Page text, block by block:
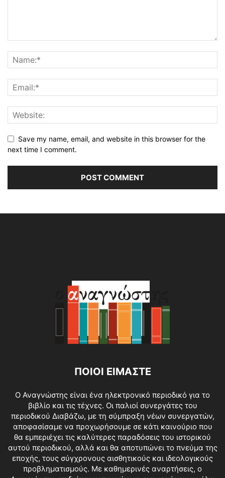
Save my name, email, and website in this browser for the
next time I comment.
ΠΟΙΟΙ ΕΙΜΑΣΤΕ
O Αναγνώστης είναι ένα ηλεκτρονικό περιοδικό για το
βιβλίο και τις τέχνες. Οι παλιοί συνεργάτες του
περιοδικού Διαβάζω, με τη σύμπραξη νέων συνεργατών,
αποφασίσαμε να προχωρήσουμε σε κάτι καινούριο που
θα εμπεριέχει τις καλύτερες παραδόσεις του ιστορικού
αυτού περιοδικού, αλλά και θα αποτυπώνει το πνεύμα της
εποχής, τους σύγχρονους αισθητικούς και ιδεολογικούς
προβληματισμούς. Με καθημερινές αναρτήσεις, ο